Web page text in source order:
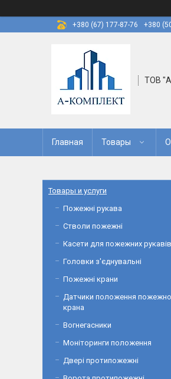
+380 (67) 177-87-76 +380
ТОВ
Главная Товары
Товары и услуги
Пожежні рукава
Стволи пожежні
Касети для пожежних рукавів
Головки з'єднувальні
Пожежні крани
Датчики положення
крана
Вогнегасники
Моніторинги положення
Двері протипожежні